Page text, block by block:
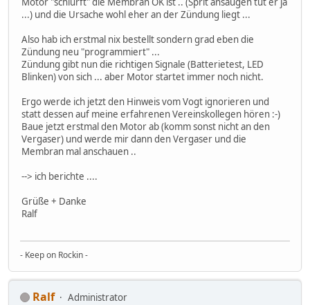
...) und die Ursache wohl eher an der Zündung liegt ...
Also hab ich erstmal nix bestellt sondern grad eben die
Zündung neu "programmiert" ...
Zündung gibt nun die richtigen Signale (Batterietest, LED
Blinken) von sich ... aber Motor startet immer noch nicht.
Ergo werde ich jetzt den Hinweis vom Vogt ignorieren und
statt dessen auf meine erfahrenen Vereinskollegen hören :-)
Baue jetzt erstmal den Motor ab (komm sonst nicht an den
Vergaser) und werde mir dann den Vergaser und die
Membran mal anschauen ..
--> ich berichte ....
Grüße + Danke
Ralf
- Keep on Rockin -
Ralf
Administrator